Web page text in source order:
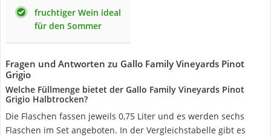
fruchtiger Wein ideal
für den Sommer
Fragen und Antworten zu Gallo Family Vineyards Pinot
Grigio
Welche Füllmenge bietet der Gallo Family Vineyards Pinot
Grigio Halbtrocken?
Die Flaschen fassen jeweils 0,75 Liter und es werden sechs
Flaschen im Set angeboten. In der Vergleichstabelle gibt es